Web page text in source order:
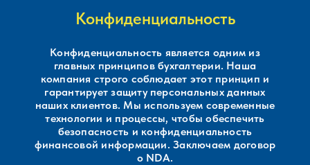
Конфиденциальность
Конфиденциальность является одним из
главных принципов бухгалтерии. Наша
компания строго соблюдает этот принцип и
гарантирует защиту персональных данных
наших клиентов. Мы используем современные
технологии и процессы, чтобы обеспечить
безопасность и конфиденциальность
финансовой информации. Заключаем договор
о NDA.